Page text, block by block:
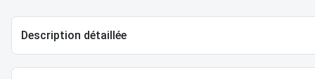
Description détaillée